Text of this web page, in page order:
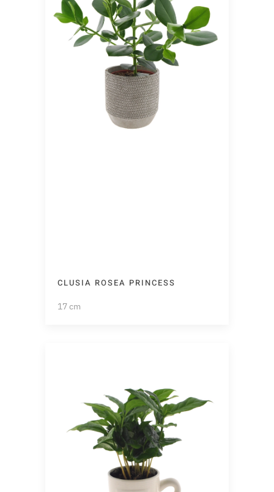
CLUSIA ROSEA PRINCESS
17 cm